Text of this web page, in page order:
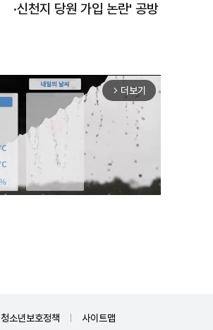
·신천지 당원 가입 논란' 공방
arrow_forward_ios 더보기
청소년보호정책 사이트맵